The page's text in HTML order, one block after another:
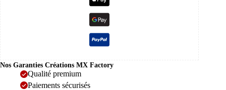
Nos Garanties Créations MX Factory
Qualité premium
Paiements sécurisés